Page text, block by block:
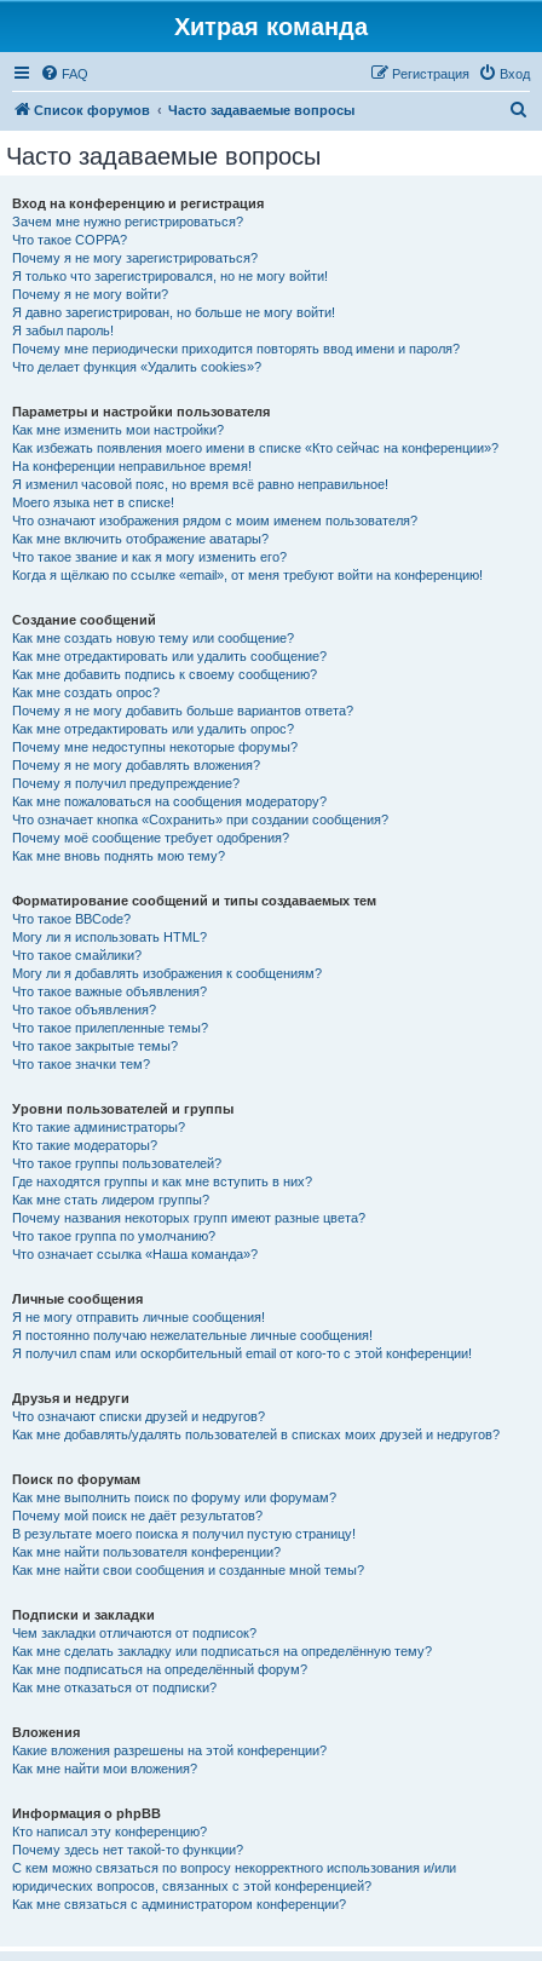
Хитрая команда
FAQ Вход
Регистрация
Список форумов Часто задаваемые вопросы
Часто задаваемые вопросы
Вход на конференцию и регистрация
Зачем мне нужно регистрироваться?
Что такое COPPA?
Почему я не могу зарегистрироваться?
Я только что зарегистрировался, но не могу войти!
Почему я не могу войти?
Я давно зарегистрирован, но больше не могу войти!
Я забыл пароль!
Почему мне периодически приходится повторять ввод имени и пароля?
Что делает функция «Удалить cookies»?
Параметры и настройки пользователя
Как мне изменить мои настройки?
Как избежать появления моего имени в списке «Кто сейчас на конференции»?
На конференции неправильное время!
Я изменил часовой пояс, но время всё равно неправильное!
Моего языка нет в списке!
Что означают изображения рядом с моим именем пользователя?
Как мне включить отображение аватары?
Что такое звание и как я могу изменить его?
Когда я щёлкаю по ссылке «email», от меня требуют войти на конференцию!
Создание сообщений
Как мне создать новую тему или сообщение?
Как мне отредактировать или удалить сообщение?
Как мне добавить подпись к своему сообщению?
Как мне создать опрос?
Почему я не могу добавить больше вариантов ответа?
Как мне отредактировать или удалить опрос?
Почему мне недоступны некоторые форумы?
Почему я не могу добавлять вложения?
Почему я получил предупреждение?
Как мне пожаловаться на сообщения модератору?
Что означает кнопка «Сохранить» при создании сообщения?
Почему моё сообщение требует одобрения?
Как мне вновь поднять мою тему?
Форматирование сообщений и типы создаваемых тем
Что такое BBCode?
Могу ли я использовать HTML?
Что такое смайлики?
Могу ли я добавлять изображения к сообщениям?
Что такое важные объявления?
Что такое объявления?
Что такое прилепленные темы?
Что такое закрытые темы?
Что такое значки тем?
Уровни пользователей и группы
Кто такие администраторы?
Кто такие модераторы?
Что такое группы пользователей?
Где находятся группы и как мне вступить в них?
Как мне стать лидером группы?
Почему названия некоторых групп имеют разные цвета?
Что такое группа по умолчанию?
Что означает ссылка «Наша команда»?
Личные сообщения
Я не могу отправить личные сообщения!
Я постоянно получаю нежелательные личные сообщения!
Я получил спам или оскорбительный email от кого-то с этой конференции!
Друзья и недруги
Что означают списки друзей и недругов?
Как мне добавлять/удалять пользователей в списках моих друзей и недругов?
Поиск по форумам
Как мне выполнить поиск по форуму или форумам?
Почему мой поиск не даёт результатов?
В результате моего поиска я получил пустую страницу!
Как мне найти пользователя конференции?
Как мне найти свои сообщения и созданные мной темы?
Подписки и закладки
Чем закладки отличаются от подписок?
Как мне сделать закладку или подписаться на определённую тему?
Как мне подписаться на определённый форум?
Как мне отказаться от подписки?
Вложения
Какие вложения разрешены на этой конференции?
Как мне найти мои вложения?
Информация о phpBB
Кто написал эту конференцию?
Почему здесь нет такой-то функции?
С кем можно связаться по вопросу некорректного использования и/или
юридических вопросов, связанных с этой конференцией?
Как мне связаться с администратором конференции?